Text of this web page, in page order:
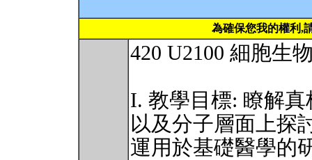
為確保您我的權利,
420 U2100 細胞生
I. 教學目標: 瞭解
以及分子層面上探
運用於基礎醫學的